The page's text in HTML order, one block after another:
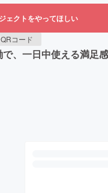
ェクトをやってほしい
QRコード
、一日中使える満